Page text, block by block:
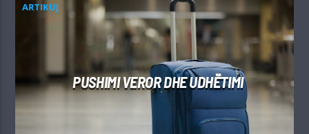
ARTIKUJ
PUSHIMI VEROR DHE UDHËTIMI